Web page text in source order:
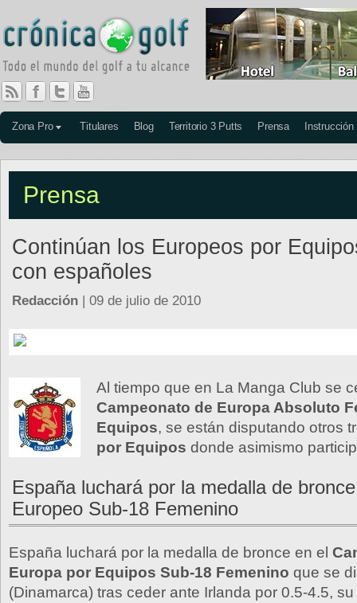
Zona Pro Titulares Blog Territorio 3 Putts Prensa Instrucción
Prensa
Continúan los Europeos por
con españoles
Redacción | 09 de julio de 2010
Al tiempo que en La Manga Club se
Campeonato de Europa Absoluto
Equipos, se están disputando otros
por Equipos donde asimismo
España luchará por la medalla de
Europeo Sub-18 Femenino
España luchará por la medalla de bronce en el
Europa por Equipos Sub-18 Femenino que se
(Dinamarca) tras ceder ante Irlanda por 0.5-4.5,